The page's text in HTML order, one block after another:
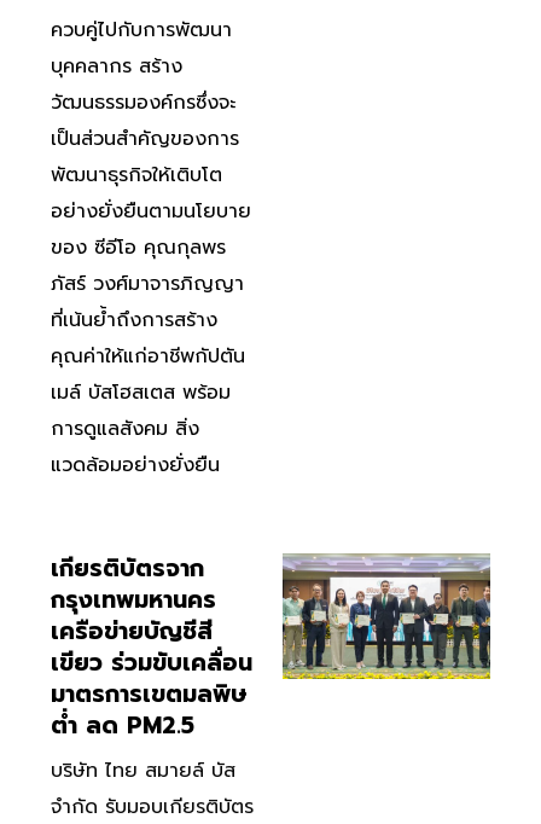
ควบคู่ไปกับการพัฒนา
บุคคลากร สร้าง
วัฒนธรรมองค์กรซึ่งจะ
เป็นส่วนสำคัญของการ
พัฒนาธุรกิจให้เติบโต
อย่างยั่งยืนตามนโยบาย
ของ ซีอีโอ คุณกุลพร
ภัสร์ วงศ์มาจารภิญญา
ที่เน้นย้ำถึงการสร้าง
คุณค่าให้แก่อาชีพกัปตัน
เมล์ บัสโฮสเตส พร้อม
การดูแลสังคม สิ่ง
แวดล้อมอย่างยั่งยืน
เกียรติบัตรจาก
กรุงเทพมหานคร
เครือข่ายบัญชีสี
เขียว ร่วมขับเคลื่อน
มาตรการเขตมลพิษ
ต่ำ ลด PM2.5
บริษัท ไทย สมายล์ บัส
จำกัด รับมอบเกียรติบัตร